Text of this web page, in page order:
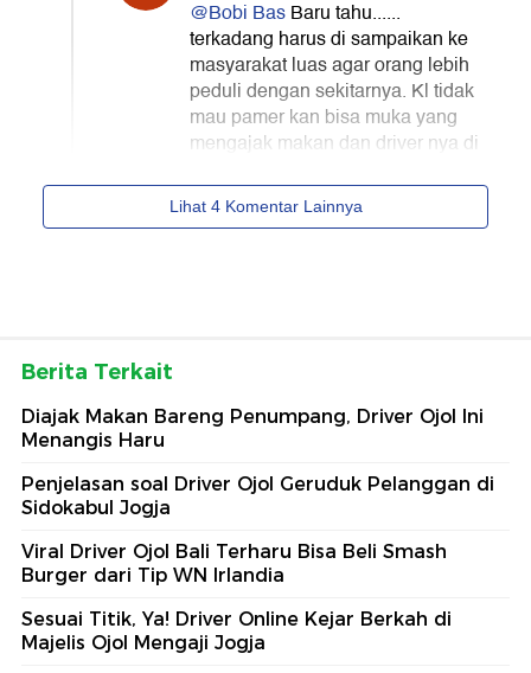
Berita Terkait
Diajak Makan Bareng Penumpang, Driver Ojol Ini
Menangis Haru
Penjelasan soal Driver Ojol Geruduk Pelanggan di
Sidokabul Jogja
Viral Driver Ojol Bali Terharu Bisa Beli Smash
Burger dari Tip WN Irlandia
Sesuai Titik, Ya! Driver Online Kejar Berkah di
Majelis Ojol Mengaji Jogja